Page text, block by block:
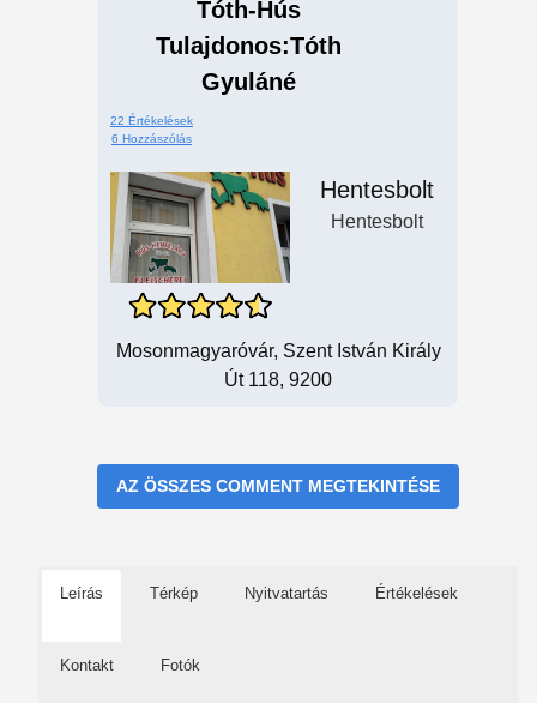
Tóth-Hús
Tulajdonos:Tóth
Gyuláné
22 Értékelések
6 Hozzászólás
Hentesbolt
Hentesbolt
Mosonmagyaróvár, Szent István Király
Út 118, 9200
AZ ÖSSZES COMMENT MEGTEKINTÉSE
Leírás Térkép Nyitvatartás Értékelések
Kontakt Fotók